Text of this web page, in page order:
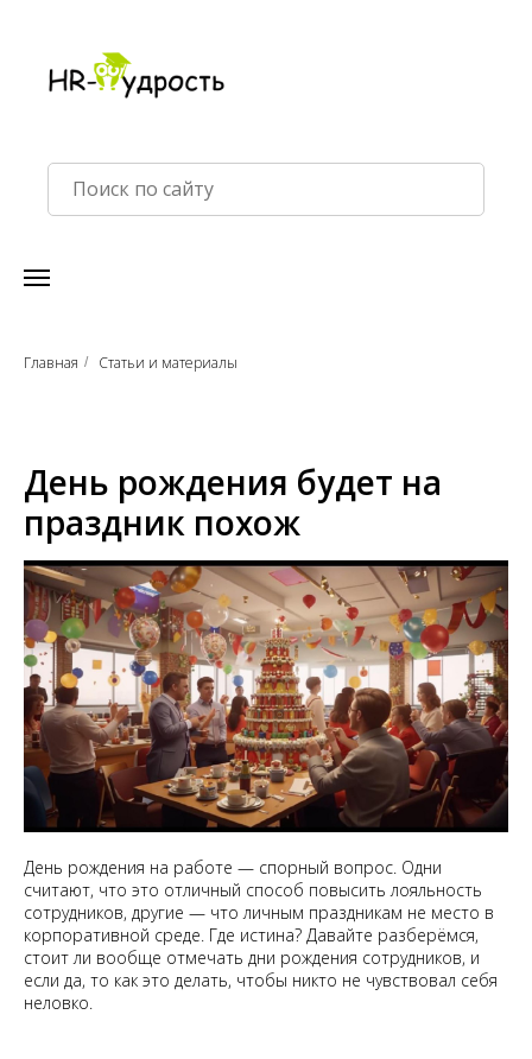
Главная / Статьи и материалы
День рождения будет на
праздник похож
День рождения на работе — спорный вопрос. Одни
считают, что это отличный способ повысить лояльность
сотрудников, другие — что личным праздникам не место в
корпоративной среде. Где истина? Давайте разберёмся,
стоит ли вообще отмечать дни рождения сотрудников, и
если да, то как это делать, чтобы никто не чувствовал себя
неловко.